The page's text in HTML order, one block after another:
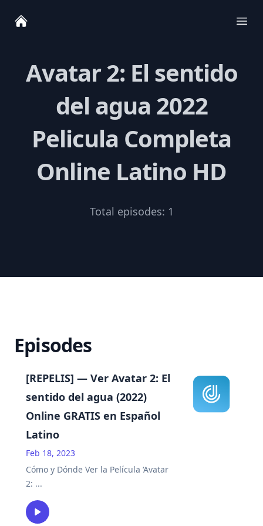
Avatar 2: El sentido
del agua 2022
Pelicula Completa
Online Latino HD
Total episodes: 1
Episodes
[REPELIS] — Ver Avatar 2: El
sentido del agua (2022)
Online GRATIS en Español
Latino
Feb 18, 2023
Cómo y Dónde Ver la Película ‘Avatar
2: ...